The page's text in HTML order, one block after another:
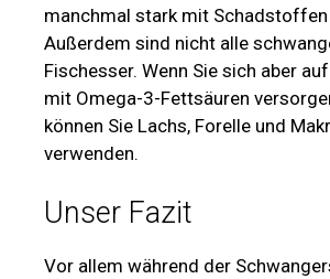
manchmal stark mit
Außerdem sind nicht alle
Fischesser. Wenn Sie sich aber
mit Omega-3-Fettsäuren
können Sie Lachs, Forelle und
verwenden.
Unser Fazit
Vor allem während der